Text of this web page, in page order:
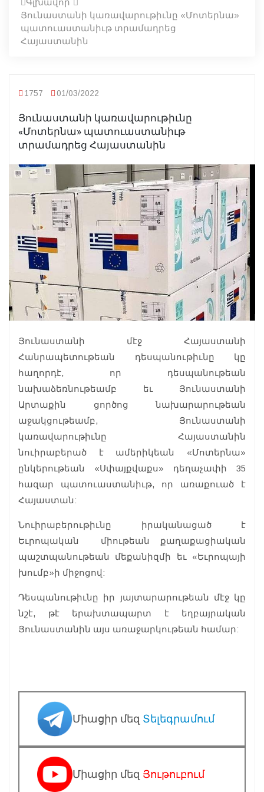
Յունաստանի կառավարութիւնը «Մոտերնա»
պատուաստանիւթ տրամադրեց
Հայաստանին
1757 01/03/2022
Յունաստանի կառավարութիւնը
«Մոտերնա» պատուաստանիւթ
տրամադրեց Հայաստանին
Յունաստանի մէջ Հայաստանի
Հանրապետութեան դեսպանութիւնը կը
հաղորդէ, որ դեսպանութեան
նախաձեռնութեամբ եւ Յունաստանի
Արտաքին ցործոց նախարարութեան
աջակցութեամբ, Յունաստանի
կառավարութիւնը Հայաստանին
նուիրաբերած է ամերիկեան «Մոտերնա»
ընկերութեան «Սփայքվաքս» դեղաչափի 35
հազար պատուաստանիւթ, որ առաքուած է
Հայաստան:
Նուիրաբերութիւնը իրականացած է
Եւրոպական միութեան քաղաքացիական
պաշտպանութեան մեքանիզմի եւ «Եւրոպայի
խումբ»ի միջոցով:
Դեսպանութիւնը իր յայտարարութեան մէջ կը
նշէ, թէ երախտապարտ է եղբայրական
Յունաստանին այս առաջարկութեան համար:
Միացիր մեզ Տելեգրամում
Միացիր մեզ Յութուբում